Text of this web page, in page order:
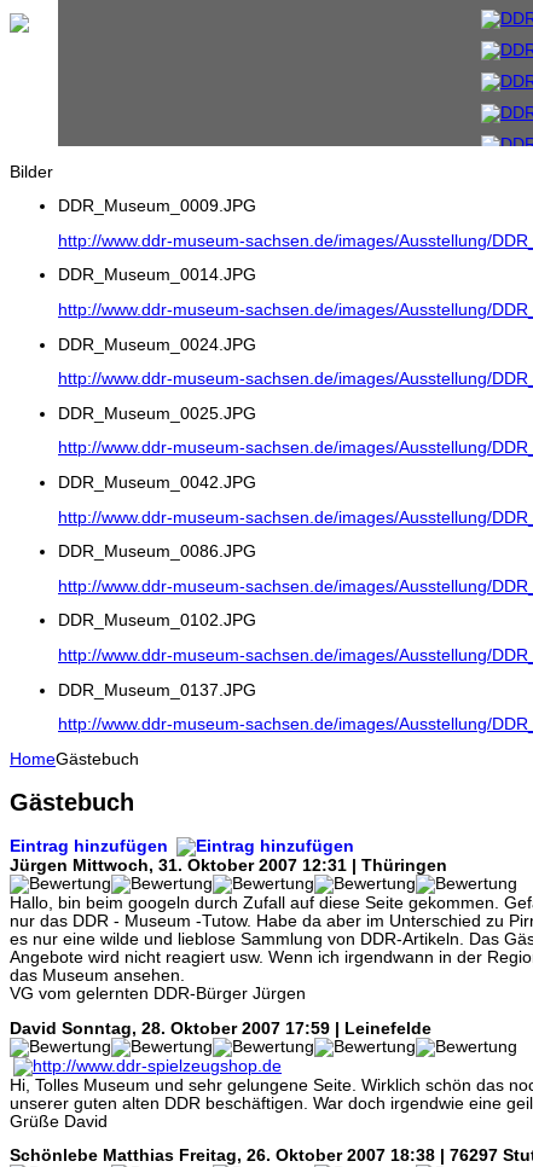
Bilder
DDR_Museum_0009.JPG
http://www.ddr-museum-sachsen.de/images/Ausstellung/
DDR_Museum_0014.JPG
http://www.ddr-museum-sachsen.de/images/Ausstellung/
DDR_Museum_0024.JPG
http://www.ddr-museum-sachsen.de/images/Ausstellung/
DDR_Museum_0025.JPG
http://www.ddr-museum-sachsen.de/images/Ausstellung/
DDR_Museum_0042.JPG
http://www.ddr-museum-sachsen.de/images/Ausstellung/
DDR_Museum_0086.JPG
http://www.ddr-museum-sachsen.de/images/Ausstellung/
DDR_Museum_0102.JPG
http://www.ddr-museum-sachsen.de/images/Ausstellung/
DDR_Museum_0137.JPG
http://www.ddr-museum-sachsen.de/images/Ausstellung/
HomeGästebuch
Gästebuch
Eintrag hinzufügen
Jürgen Mittwoch, 31. Oktober 2007 12:31 | Thüringen
Hallo, bin beim googeln durch Zufall auf diese Seite gekommen.
nur das DDR - Museum -Tutow. Habe da aber im Unterschied zu
es nur eine wilde und lieblose Sammlung von DDR-Artikeln. Das
Angebote wird nicht reagiert usw. Wenn ich irgendwann in der
das Museum ansehen.
VG vom gelernten DDR-Bürger Jürgen
David Sonntag, 28. Oktober 2007 17:59 | Leinefelde
Hi, Tolles Museum und sehr gelungene Seite. Wirklich schön das
unserer guten alten DDR beschäftigen. War doch irgendwie eine
Grüße David
Schönlebe Matthias Freitag, 26. Oktober 2007 18:38 | 76297